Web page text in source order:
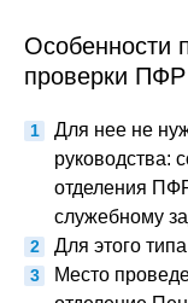
Особенности
проверки ПФР
Для нее не
руководства:
отделения
служебному
Для этого
Место